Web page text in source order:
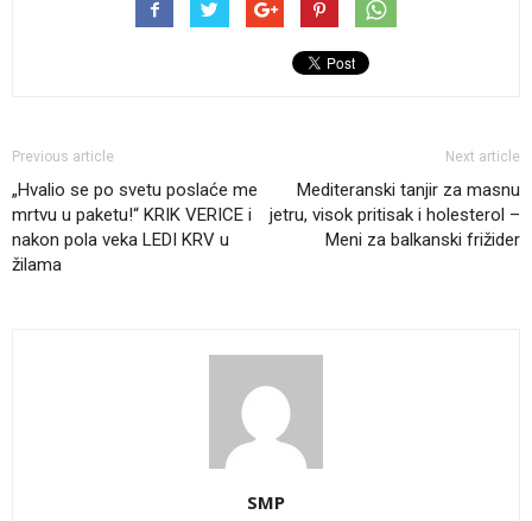
Previous article
„Hvalio se po svetu poslaće me
mrtvu u paketu!“ KRIK VERICE i
nakon pola veka LEDI KRV u
žilama
Next article
Mediteranski tanjir za masnu
jetru, visok pritisak i holesterol –
Meni za balkanski frižider
SMP